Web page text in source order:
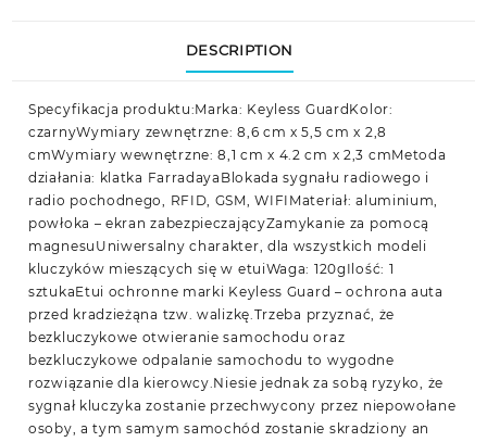
DESCRIPTION
Specyfikacja produktu:Marka: Keyless GuardKolor:
czarnyWymiary zewnętrzne: 8,6 cm x 5,5 cm x 2,8
cmWymiary wewnętrzne: 8,1 cm x 4.2 cm x 2,3 cmMetoda
działania: klatka FarradayaBlokada sygnału radiowego i
radio pochodnego, RFID, GSM, WIFIMateriał: aluminium,
powłoka – ekran zabezpieczającyZamykanie za pomocą
magnesuUniwersalny charakter, dla wszystkich modeli
kluczyków mieszących się w etuiWaga: 120gIlość: 1
sztukaEtui ochronne marki Keyless Guard – ochrona auta
przed kradzieżąna tzw. walizkę.Trzeba przyznać, że
bezkluczykowe otwieranie samochodu oraz
bezkluczykowe odpalanie samochodu to wygodne
rozwiązanie dla kierowcy.Niesie jednak za sobą ryzyko, że
sygnał kluczyka zostanie przechwycony przez niepowołane
osoby, a tym samym samochód zostanie skradziony an